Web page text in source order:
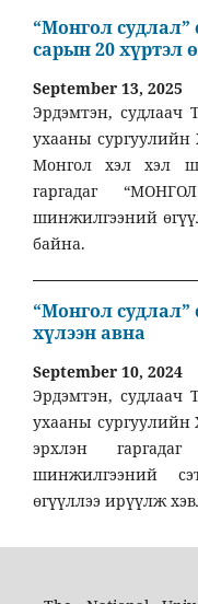
“Монгол судлал”
сарын 20 хүртэл
September 13, 2025
Эрдэмтэн,
ухааны
Монгол хэл хэл
гаргадаг
шинжилгээний
байна.
“Монгол судлал”
хүлээн авна
September 10, 2024
Эрдэмтэн,
ухааны сургуулийн
эрхлэн
шинжилгээний
өгүүллээ ирүүлж